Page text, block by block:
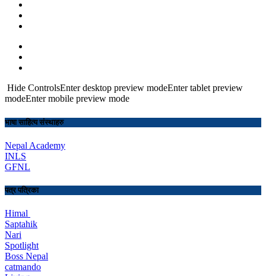
Hide ControlsEnter desktop preview modeEnter tablet preview
modeEnter mobile preview mode
भाषा साहित्य संस्थाहरु
Nepal Academy
INLS
GFNL
पत्र पत्रिका
Himal
Saptahik
Nari
Spotlight
Boss Nepal
catmando